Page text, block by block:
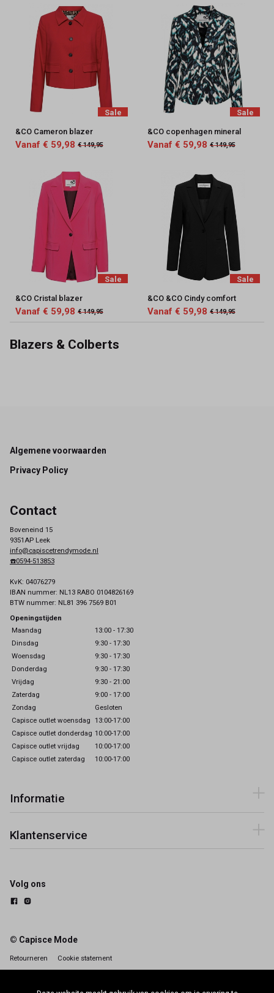
Sale
&CO Cameron blazer
Vanaf € 59,98 € 149,95
Sale
&CO copenhagen mineral
Vanaf € 59,98 € 149,95
Sale
&CO Cristal blazer
Vanaf € 59,98 € 149,95
Sale
&CO &CO Cindy comfort
Vanaf € 59,98 € 149,95
Blazers & Colberts
Footer
Algemene voorwaarden
Privacy Policy
Contact
Boveneind 15
9351AP Leek
info@capiscetrendymode.nl
☎️0594-513853
KvK: 04076279
IBAN nummer: NL13 RABO 0104826169
BTW nummer: NL81 396 7569 B01
Openingstijden
Maandag
13:00 - 17:30
Dinsdag
9:30 - 17:30
Woensdag
9:30 - 17:30
Donderdag
9:30 - 17:30
Vrijdag
9:30 - 21:00
Zaterdag
9:00 - 17:00
Zondag
Gesloten
Capisce outlet woensdag 13:00-17:00
Capisce outlet donderdag 10:00-17:00
Capisce outlet vrijdag
10:00-17:00
Capisce outlet zaterdag
10:00-17:00
Informatie
Klantenservice
Volg ons
© Capisce Mode
Retourneren Cookie statement